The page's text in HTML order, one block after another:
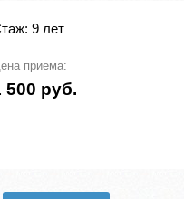
9 лет
приема:
500 руб.